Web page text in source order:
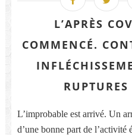
L’APRÈS
COMMENCÉ.
L’improbable est arrivé. Un
d’une bonne part de l’activité